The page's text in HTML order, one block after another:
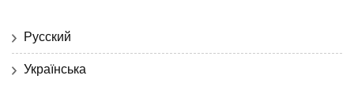
Русский
Українська